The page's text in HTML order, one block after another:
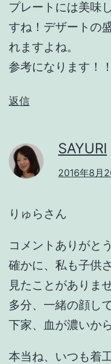
プレートには美味
すね！デザートの
れますよね。
参考になります！！
返信
SAYURI
2016年8月
りゅらさん
コメントありがとう
確かに、私も子供
見たことがありま
多分、一緒の顔し
下家、血が濃いか
本当ね、いつも着